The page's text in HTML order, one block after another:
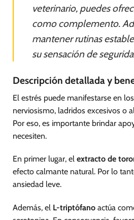
veterinario, puedes
como complemento.
mantener rutinas
su sensación de
Descripción detallada y
El estrés puede manifestarse en
nerviosismo, ladridos excesivos o
Por eso, es importante brindar
necesiten.
En primer lugar, el extracto de
efecto calmante natural. Por lo
ansiedad leve.
Además, el L-triptófano actúa